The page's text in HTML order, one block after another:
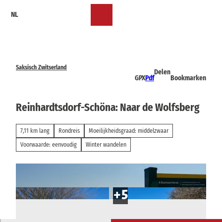
NL
Saksisch Zwitserland
GPXPdf
Delen
Bookmarken
Reinhardtsdorf-Schöna: Naar de Wolfsberg
7,11 km lang Rondreis
Moeilijkheidsgraad: middelzwaar
Voorwaarde: eenvoudig
Winter wandelen